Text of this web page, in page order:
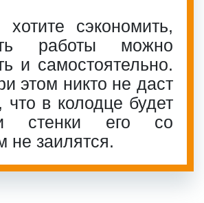
сэкономить,
работы можно
и самостоятельно.
этом никто не даст
что в колодце будет
стенки его со
не заилятся.